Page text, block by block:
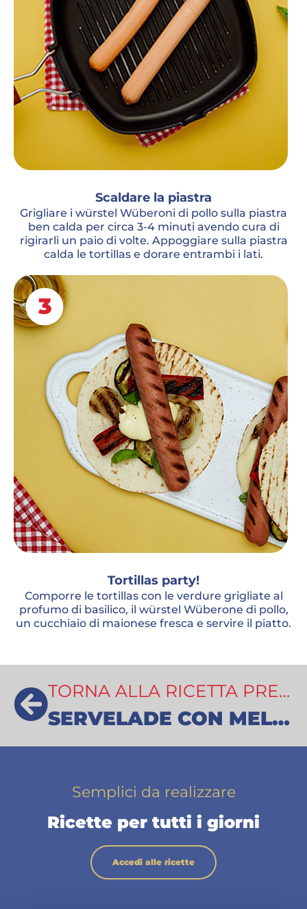
Scaldare la piastra
Grigliare i würstel Wüberoni di pollo sulla piastra
ben calda per circa 3-4 minuti avendo cura di
rigirarli un paio di volte. Appoggiare sulla piastra
calda le tortillas e dorare entrambi i lati.
Tortillas party!
Comporre le tortillas con le verdure grigliate al
profumo di basilico, il würstel Wüberone di pollo,
un cucchiaio di maionese fresca e servire il piatto.
TORNA ALLA RICETTA PRECEDENTE
SERVELADE CON MELANZANE GRIGLIATE
Semplici da realizzare
Ricette per tutti i giorni
Accedi alle ricette